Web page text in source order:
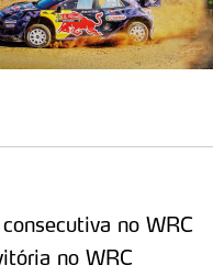
no WRC
no WRC